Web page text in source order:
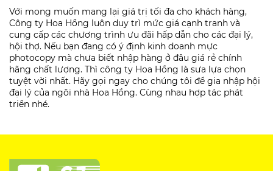
Với mong muốn mang lại giá trị tối đa cho khách hàng,
Công ty Hoa Hồng luôn duy trì mức giá cạnh tranh và
cung cấp các chương trình ưu đãi hấp dẫn cho các đại lý,
hội thợ. Nếu bạn đang có ý định kinh doanh mực
photocopy mà chưa biết nhập hàng ở đâu giá rẻ chính
hãng chất lượng. Thì công ty Hoa Hồng là sưa lựa chọn
tuyệt vời nhất. Hãy gọi ngay cho chúng tôi để gia nhập hội
đại lý của ngôi nhà Hoa Hồng. Cùng nhau hợp tác phát
triển nhé.